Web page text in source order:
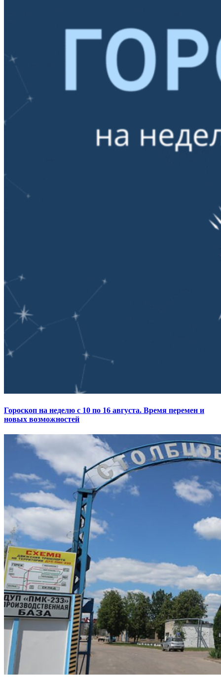
Гороскоп на неделю с 10 по 16 августа. Время перемен и
новых возможностей